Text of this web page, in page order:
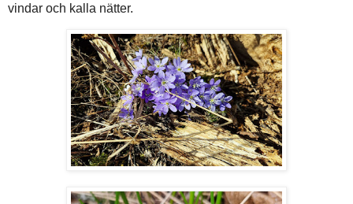
vindar och kalla nätter.